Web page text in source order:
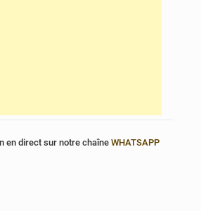
en direct sur notre chaîne WHATSAPP